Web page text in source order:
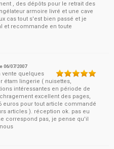
, des dépôts pour le retrait des
armoire livré et une cave
cas tout s'est bien passé et je
et recommande en toute
le06/07/2007
vente quelques
étam lingerie ( nuisettes,
intéressantes en période de
excellent des pages,
euros pour tout article commandé
articles ). réception ok. pas eu
correspond pas, je pense qu'il